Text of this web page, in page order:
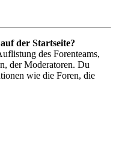
der Startseite?
des Forenteams,
der Moderatoren. Du
wie die Foren, die